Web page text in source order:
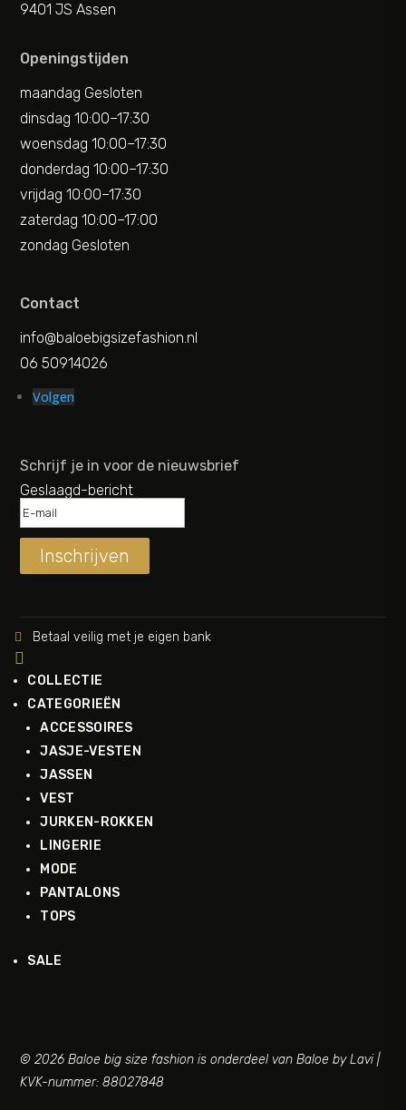
9401 JS Assen
Openingstijden
maandag Gesloten
dinsdag 10:00–17:30
woensdag 10:00–17:30
donderdag 10:00–17:30
vrijdag 10:00–17:30
zaterdag 10:00–17:00
zondag Gesloten
Contact
info@baloebigsizefashion.nl
06 50914026
Volgen
Schrijf je in voor de nieuwsbrief
Geslaagd-bericht
Inschrijven
 Betaal veilig met je eigen bank

COLLECTIE
CATEGORIEËN
ACCESSOIRES
JASJE-VESTEN
JASSEN
VEST
JURKEN-ROKKEN
LINGERIE
MODE
PANTALONS
TOPS
SALE
© 2026 Baloe big size fashion is onderdeel van Baloe by Lavi |
KVK-nummer: 88027848